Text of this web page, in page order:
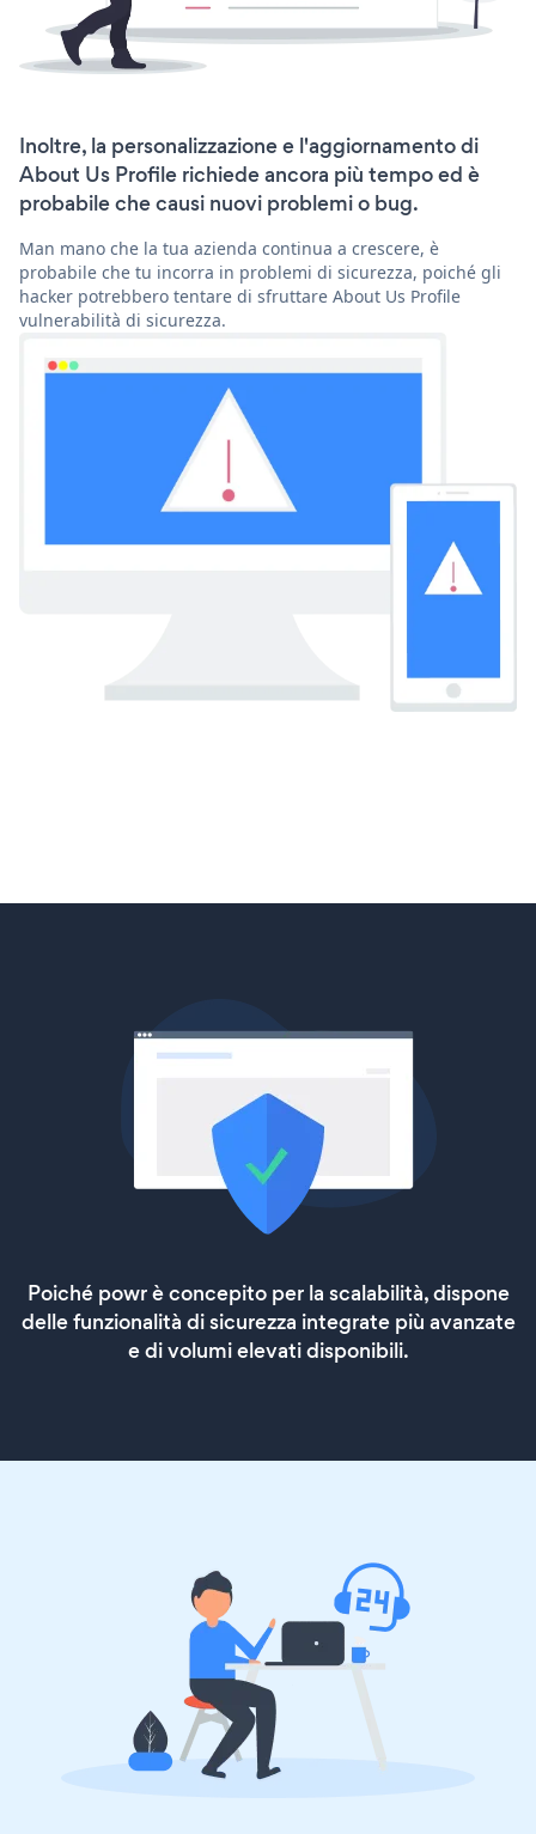
Inoltre, la personalizzazione e l'aggiornamento di
About Us Profile richiede ancora più tempo ed è
probabile che causi nuovi problemi o bug.
Man mano che la tua azienda continua a crescere, è
probabile che tu incorra in problemi di sicurezza, poiché gli
hacker potrebbero tentare di sfruttare About Us Profile
vulnerabilità di sicurezza.
Poiché powr è concepito per la scalabilità, dispone
delle funzionalità di sicurezza integrate più avanzate
e di volumi elevati disponibili.